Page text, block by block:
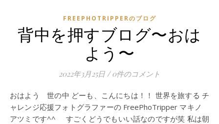
FREEPHOTRIPPERのブログ
背中を押すブログ〜おは
よう〜
2022年3月25日 / 0件のコメント
おはよう 世の中 どーも、こんにちは！！ 世界を旅する チ
ャレンジ応援フォトグラファーの FreePhoTripper マキノ
アツミです^^ すごくどうでもいい話なのですが笑 私は朝